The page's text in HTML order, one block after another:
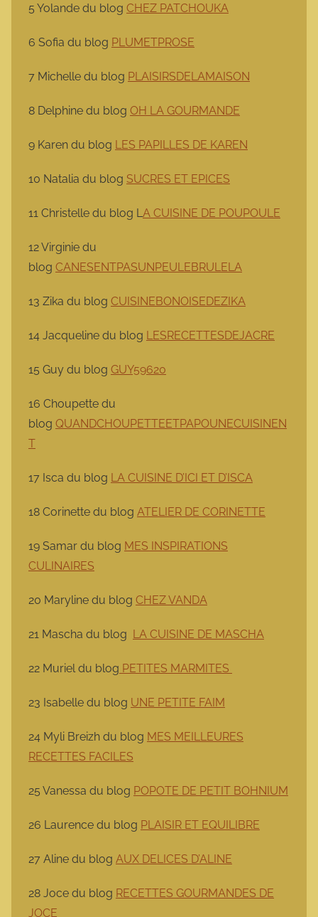
5 Yolande du blog CHEZ PATCHOUKA
6 Sofia du blog PLUMETPROSE
7 Michelle du blog PLAISIRSDELAMAISON
8 Delphine du blog OH LA GOURMANDE
9 Karen du blog LES PAPILLES DE KAREN
10 Natalia du blog SUCRES ET EPICES
11 Christelle du blog L A CUISINE DE POUPOULE
12 Virginie du
blog CANESENTPASUNPEULEBRULELA
13 Zika du blog CUISINEBONOISEDEZIKA
14 Jacqueline du blog LESRECETTESDEJACRE
15 Guy du blog GUY59620
16 Choupette du
blog QUANDCHOUPETTEETPAPOUNECUISINEN
T
17 Isca du blog LA CUISINE D’ICI ET D’ISCA
18 Corinette du blog ATELIER DE CORINETTE
19 Samar du blog MES INSPIRATIONS
CULINAIRES
20 Maryline du blog CHEZ VANDA
21 Mascha du blog LA CUISINE DE MASCHA
22 Muriel du blog PETITES MARMITES
23 Isabelle du blog UNE PETITE FAIM
24 Myli Breizh du blog MES MEILLEURES
RECETTES FACILES
25 Vanessa du blog POPOTE DE PETIT BOHNIUM
26 Laurence du blog PLAISIR ET EQUILIBRE
27 Aline du blog AUX DELICES D’ALINE
28 Joce du blog RECETTES GOURMANDES DE
JOCE